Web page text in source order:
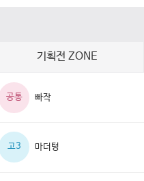
기획전 ZONE
공통 빠작
고3 마더텅